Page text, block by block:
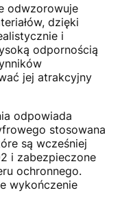
odwzorowuje
dzięki
i
odpornością
jej atrakcyjny
odpowiada
stosowana
są wcześniej
i zabezpieczone
ochronnego.
wykończenie